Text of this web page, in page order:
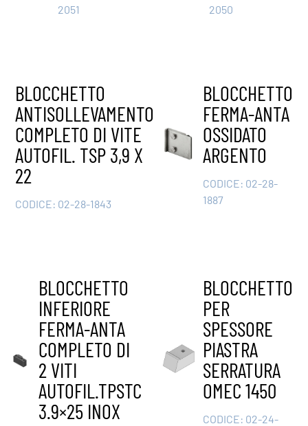
2051
2050
BLOCCHETTO
ANTISOLLEVAMENTO
COMPLETO DI VITE
AUTOFIL. TSP 3,9 X
22
CODICE: 02-28-1843
BLOCCHETTO
FERMA-ANTA
OSSIDATO
ARGENTO
CODICE: 02-28-
1887
BLOCCHETTO
INFERIORE
FERMA-ANTA
COMPLETO DI
2 VITI
AUTOFIL.TPSTC
3.9×25 INOX
BLOCCHETTO
PER
SPESSORE
PIASTRA
SERRATURA
OMEC 1450
CODICE: 02-24-